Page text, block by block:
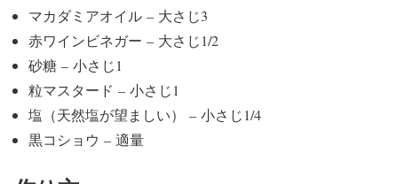
マカダミアオイル – 大さじ3
赤ワインビネガー – 大さじ1/2
砂糖 – 小さじ1
粒マスタード – 小さじ1
塩（天然塩が望ましい） – 小さじ1/4
黒コショウ – 適量